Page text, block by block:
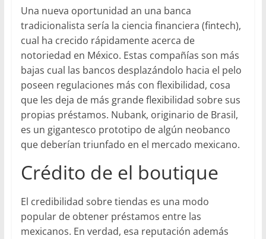
Una nueva oportunidad an una banca
tradicionalista serí­a la ciencia financiera (fintech),
cual ha crecido rápidamente acerca de
notoriedad en México. Estas compañías son más
bajas cual las bancos desplazándolo hacia el pelo
poseen regulaciones más con flexibilidad, cosa
que les deja de más grande flexibilidad sobre sus
propias préstamos. Nubank, originario de Brasil,
es un gigantesco prototipo de algún neobanco
que deberían triunfado en el mercado mexicano.
Crédito de el boutique
El credibilidad sobre tiendas es una modo
popular de obtener préstamos entre las
mexicanos. En verdad, esa reputación además